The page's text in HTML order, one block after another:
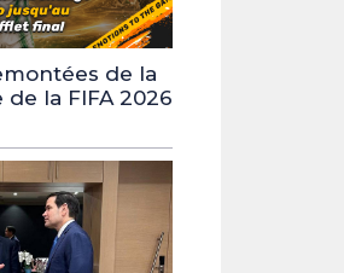
de la
la FIFA 2026